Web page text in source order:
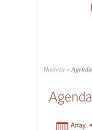
Hasiera » Agenda
Agenda
Array